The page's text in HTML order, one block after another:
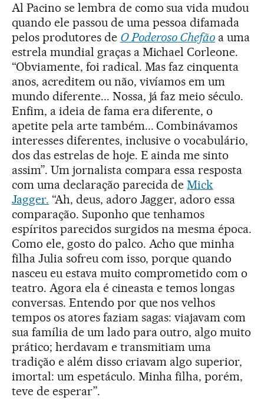
Al Pacino se lembra de como sua vida mudou
quando ele passou de uma pessoa difamada
pelos produtores de O Poderoso Chefão a uma
estrela mundial graças a Michael Corleone.
“Obviamente, foi radical. Mas faz cinquenta
anos, acreditem ou não, vivíamos em um
mundo diferente... Nossa, já faz meio século.
Enfim, a ideia de fama era diferente, o
apetite pela arte também... Combinávamos
interesses diferentes, inclusive o vocabulário,
dos das estrelas de hoje. E ainda me sinto
assim”. Um jornalista compara essa resposta
com uma declaração parecida deMick
Jagger. “Ah, deus, adoro Jagger, adoro essa
comparação. Suponho que tenhamos
espíritos parecidos surgidos na mesma época.
Como ele, gosto do palco. Acho que minha
filha Julia sofreu com isso, porque quando
nasceu eu estava muito comprometido com o
teatro. Agora ela é cineasta e temos longas
conversas. Entendo por que nos velhos
tempos os atores faziam sagas: viajavam com
sua família de um lado para outro, algo muito
prático; herdavam e transmitiam uma
tradição e além disso criavam algo superior,
imortal: um espetáculo. Minha filha, porém,
teve de esperar”.